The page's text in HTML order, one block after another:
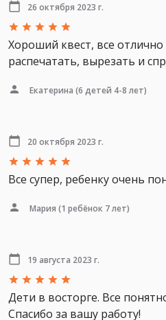
26 октября 2023 г.
Хороший квест, все
распечатать, вырезать и
Екатерина (6 детей 4-8 лет)
20 октября 2023 г.
Все супер, ребенку очень
Мария (1 ребёнок 7 лет)
19 августа 2023 г.
Дети в восторге. Все
Спасибо за вашу работу!